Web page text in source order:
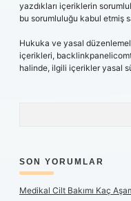
yazdıkları içeriklerin
bu sorumluluğu kabul etmiş
Hukuka ve yasal
içerikleri,
halinde, ilgili içerikler yasal
SON YORUMLAR
Medikal Cilt Bakımı Kaç